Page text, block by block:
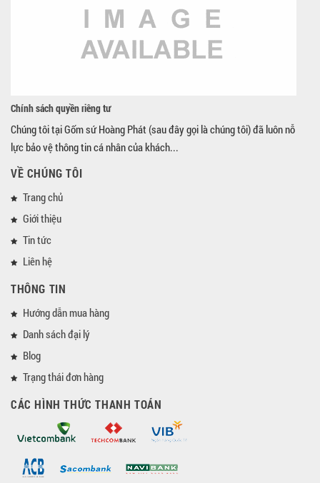
Chính sách quyền riêng tư
Chúng tôi tại Gốm sứ Hoàng Phát (sau đây gọi là chúng tôi) đã luôn nỗ
lực bảo vệ thông tin cá nhân của khách...
VỀ CHÚNG TÔI
Trang chủ
Giới thiệu
Tin tức
Liên hệ
THÔNG TIN
Hướng dẫn mua hàng
Danh sách đại lý
Blog
Trạng thái đơn hàng
CÁC HÌNH THỨC THANH TOÁN